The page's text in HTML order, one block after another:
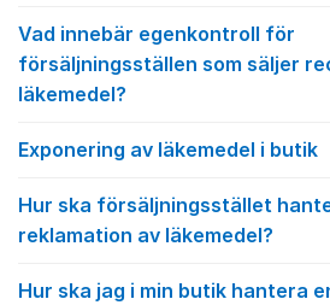
Vad innebär egenkontroll för
försäljningsställen som säljer
läkemedel?
Exponering av läkemedel i butik
Hur ska försäljningsstället
reklamation av läkemedel?
Hur ska jag i min butik hantera